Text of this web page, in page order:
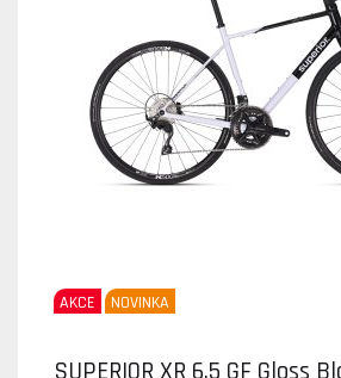
AKCE NOVINKA
SUPERIOR XR 6.5 GF Gloss